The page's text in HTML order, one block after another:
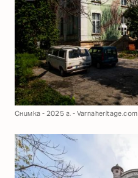
Снимка - 2025 г. - Varnaheritage.com